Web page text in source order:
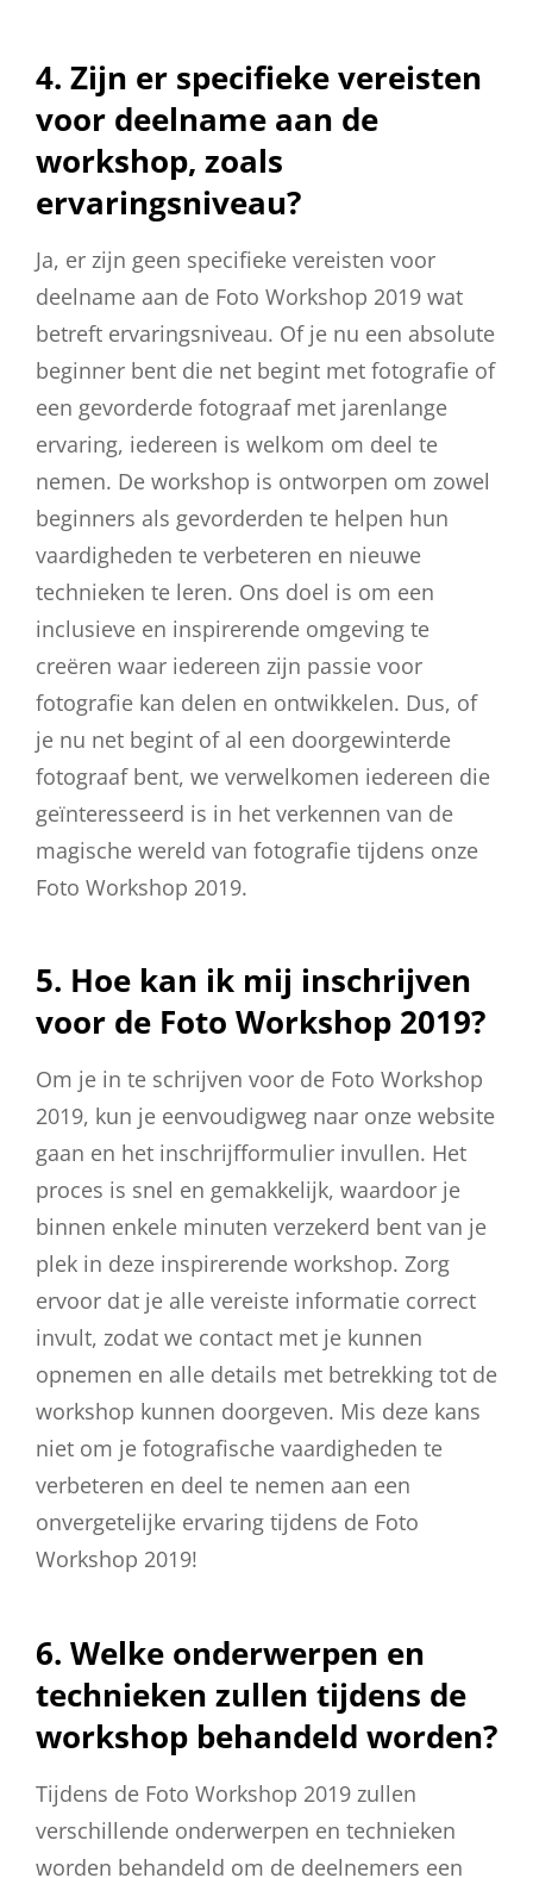
4. Zijn er specifieke vereisten
voor deelname aan de
workshop, zoals
ervaringsniveau?
Ja, er zijn geen specifieke vereisten voor
deelname aan de Foto Workshop 2019 wat
betreft ervaringsniveau. Of je nu een absolute
beginner bent die net begint met fotografie of
een gevorderde fotograaf met jarenlange
ervaring, iedereen is welkom om deel te
nemen. De workshop is ontworpen om zowel
beginners als gevorderden te helpen hun
vaardigheden te verbeteren en nieuwe
technieken te leren. Ons doel is om een
inclusieve en inspirerende omgeving te
creëren waar iedereen zijn passie voor
fotografie kan delen en ontwikkelen. Dus, of
je nu net begint of al een doorgewinterde
fotograaf bent, we verwelkomen iedereen die
geïnteresseerd is in het verkennen van de
magische wereld van fotografie tijdens onze
Foto Workshop 2019.
5. Hoe kan ik mij inschrijven
voor de Foto Workshop 2019?
Om je in te schrijven voor de Foto Workshop
2019, kun je eenvoudigweg naar onze website
gaan en het inschrijfformulier invullen. Het
proces is snel en gemakkelijk, waardoor je
binnen enkele minuten verzekerd bent van je
plek in deze inspirerende workshop. Zorg
ervoor dat je alle vereiste informatie correct
invult, zodat we contact met je kunnen
opnemen en alle details met betrekking tot de
workshop kunnen doorgeven. Mis deze kans
niet om je fotografische vaardigheden te
verbeteren en deel te nemen aan een
onvergetelijke ervaring tijdens de Foto
Workshop 2019!
6. Welke onderwerpen en
technieken zullen tijdens de
workshop behandeld worden?
Tijdens de Foto Workshop 2019 zullen
verschillende onderwerpen en technieken
worden behandeld om de deelnemers een